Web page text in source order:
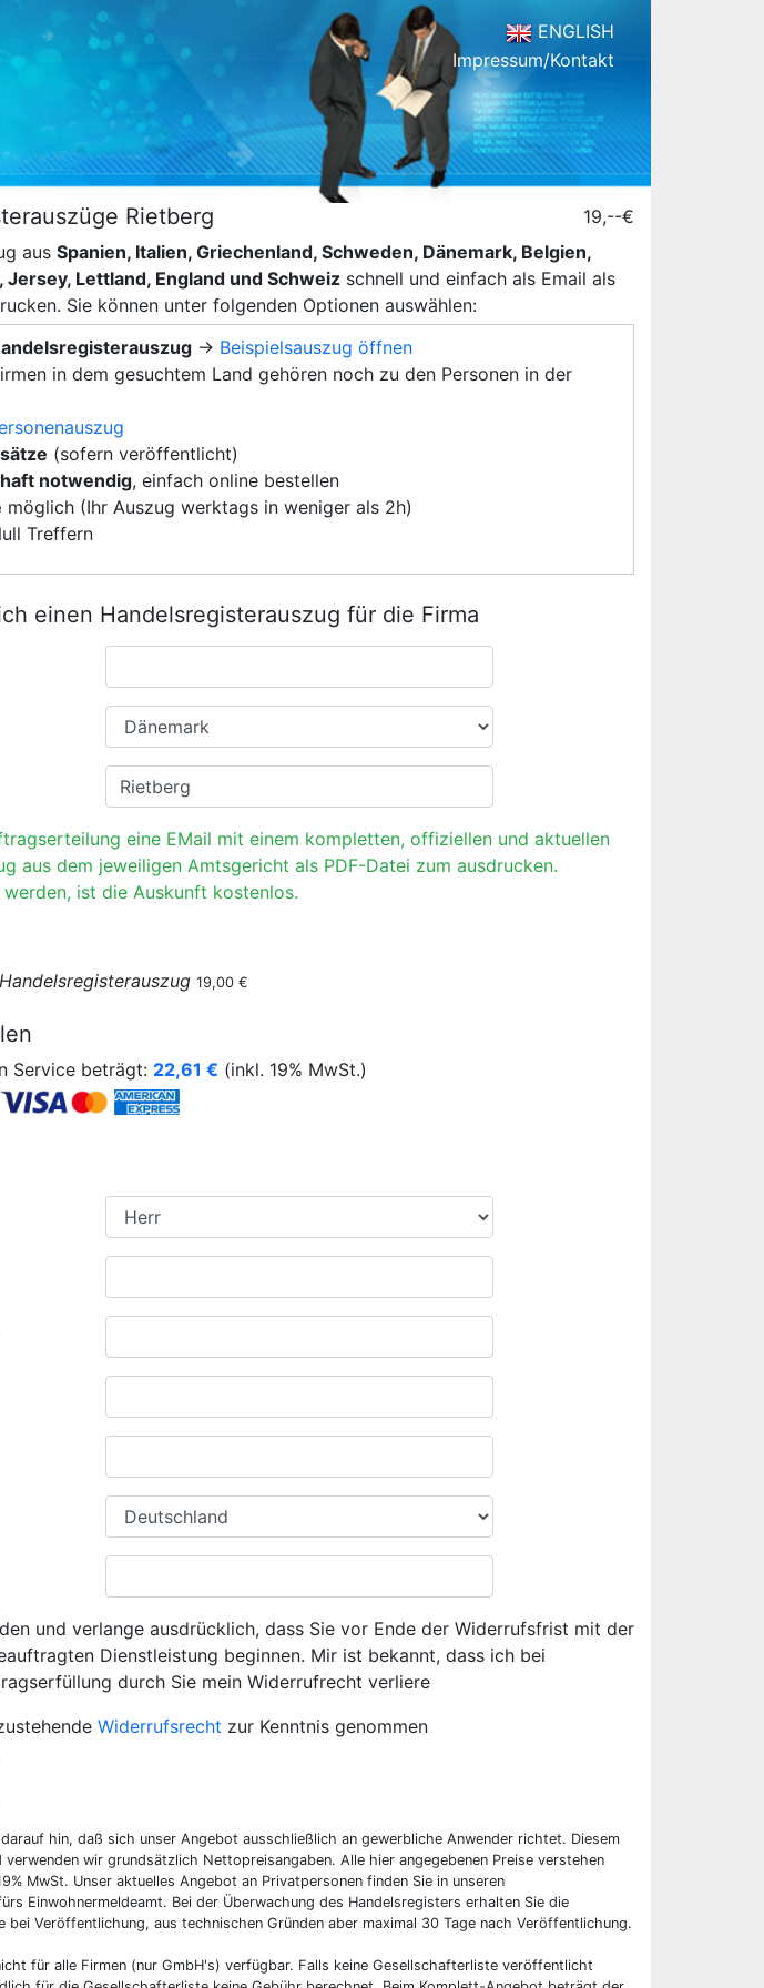
ENGLISH
Impressum/Kontakt
Rietberg
19,--€
aus Spanien, Italien, Griechenland, Schweden, Dänemark, Belgien,
Jersey, Lettland, England und Schweiz schnell und einfach als Email als
Sie können unter folgenden Optionen auswählen:
→ Beispielsauszug öffnen
in dem gesuchtem Land gehören noch zu den Personen in der
(sofern veröffentlicht)
notwendig, einfach online bestellen
möglich (Ihr Auszug werktags in weniger als 2h)
Treffern
einen Handelsregisterauszug für die Firma
eine EMail mit einem kompletten, offiziellen und aktuellen
aus dem jeweiligen Amtsgericht als PDF-Datei zum ausdrucken.
ist die Auskunft kostenlos.
19,00 €
Service beträgt: 22,61 € (inkl. 19% MwSt.)
und verlange ausdrücklich, dass Sie vor Ende der Widerrufsfrist mit der
Dienstleistung beginnen. Mir ist bekannt, dass ich bei
durch Sie mein Widerrufrecht verliere
Widerrufsrecht zur Kenntnis genommen
hin, daß sich unser Angebot ausschließlich an gewerbliche Anwender richtet. Diesem
verwenden wir grundsätzlich Nettopreisangaben. Alle hier angegebenen Preise verstehen
MwSt. Unser aktuelles Angebot an Privatpersonen finden Sie in unseren
Einwohnermeldeamt. Bei der Überwachung des Handelsregisters erhalten Sie die
bei Veröffentlichung, aus technischen Gründen aber maximal 30 Tage nach Veröffentlichung.
für alle Firmen (nur GmbH's) verfügbar. Falls keine Gesellschafterliste veröffentlicht